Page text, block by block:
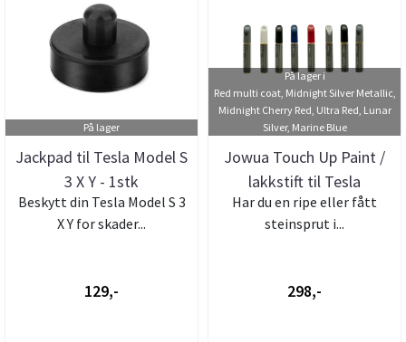
På lager
Jackpad til Tesla Model S
3 X Y - 1stk
Beskytt din Tesla Model S 3
X Y for skader...
129,-
På lager i
Red multi coat, Midnight Silver Metallic,
Midnight Cherry Red, Ultra Red, Lunar
Silver, Marine Blue
Jowua Touch Up Paint /
lakkstift til Tesla
Har du en ripe eller fått
steinsprut i...
298,-